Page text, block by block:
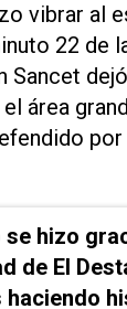
vibrar al
22 de
Sancet
área
hizo
de El
haciendo